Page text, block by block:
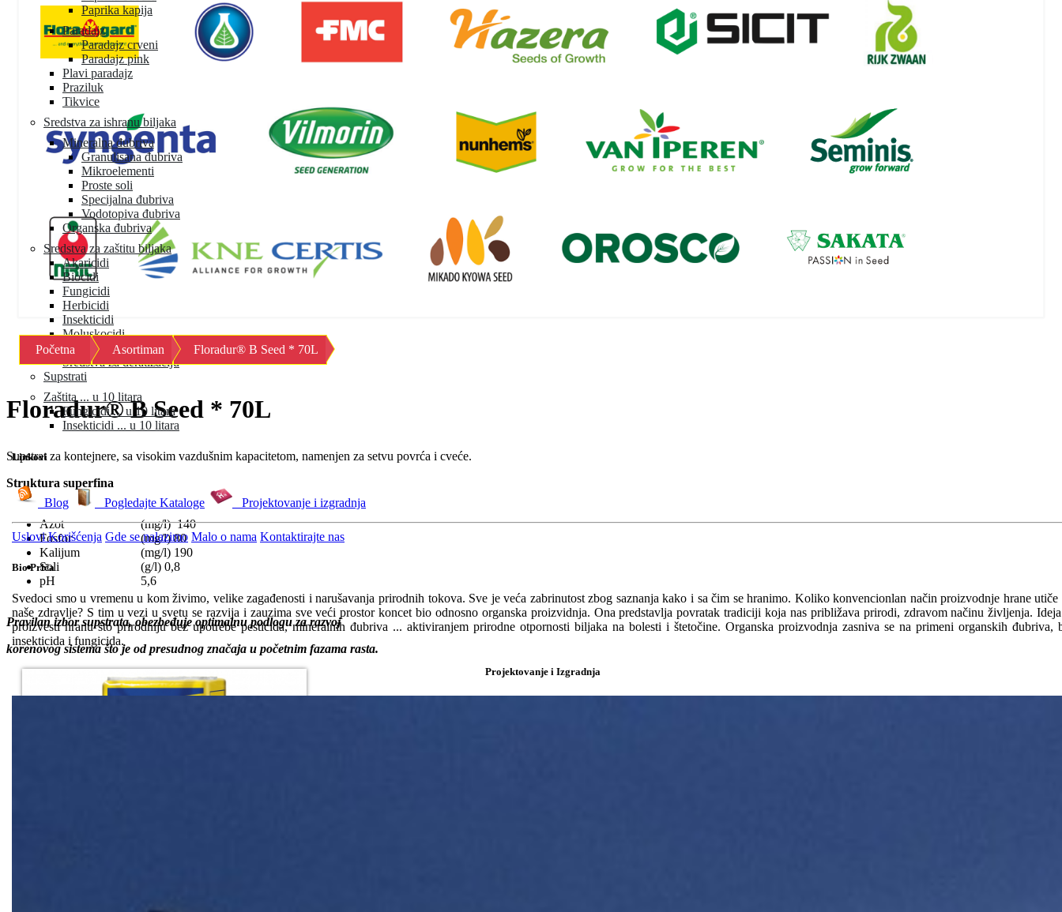
Paprika kapija
Paradajz
Paradajz crveni
Paradajz pink
Plavi paradajz
Praziluk
Tikvice
Sredstva za ishranu biljaka
Mineralna đubriva
Granulisana đubriva
Mikroelementi
Proste soli
Specijalna đubriva
Vodotopiva đubriva
Organska đubriva
Sredstva za zaštitu biljaka
Akaricidi
Biocidi
Fungicidi
Herbicidi
Insekticidi
Moluskocidi
Okvašivači
Sredstva za deratizaciju
Supstrati
Zaštita ... u 10 litara
Fungicidi ... u 10 litara
Insekticidi ... u 10 litara
Linkovi
Blog Pogledajte Kataloge Projektovanje i izgradnja
Uslovi Korišćenja Gde se nalazimo Malo o nama Kontaktirajte nas
Bio Priča
Svedoci smo u vremenu u kom živimo, velike zagađenosti i narušavanja prirodnih tokova. Sve je veća zabrinutost zbog saznanja kako i sa čim se hranimo. Koliko konvencionlan način proizvodnje hrane utiče
naše zdravlje? S tim u vezi u svetu se razvija i zauzima sve veći prostor koncet bio odnosno organska proizvidnja. Ona predstavlja povratak tradiciji koja nas približava prirodi, zdravom načinu življenja.
proizvesti hranu što prirodniju bez upotrebe pesticida, mineralnih đubriva ... aktiviranjem prirodne otpornosti biljaka na bolesti i štetočine. Organska proizvodnja zasniva se na primeni organskih đubriva,
insekticida i fungicida.
Projektovanje i Izgradnja
Početna Asortiman Floradur® B Seed * 70L
Floradur® B Seed * 70L
Supstrat za kontejnere, sa visokim vazdušnim kapacitetom, namenjen za setvu povrća i cveće.
Struktura superfina
Azot
Fosfor
Kalijum
Soli
pH
(mg/l) 140
(mg/l) 80
(mg/l) 190
(g/l) 0,8
5,6
Pravilan izbor supstrata, obezbeđuje optimalnu podlogu za razvoj
korenovog sistema što je od presudnog značaja u početnim fazama rasta.